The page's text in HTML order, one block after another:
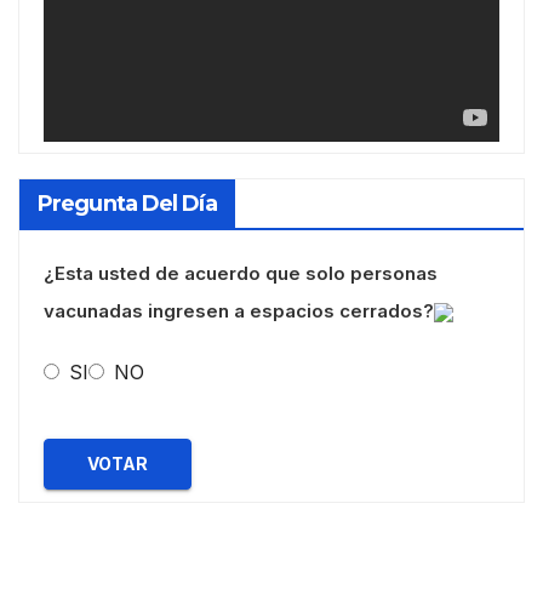
Pregunta Del Día
¿Esta usted de acuerdo que solo personas
vacunadas ingresen a espacios cerrados?
SI NO
VOTAR